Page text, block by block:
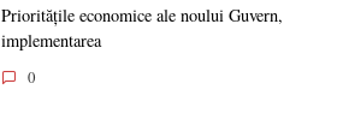
Prioritățile economice ale noului Guvern,
implementarea
0